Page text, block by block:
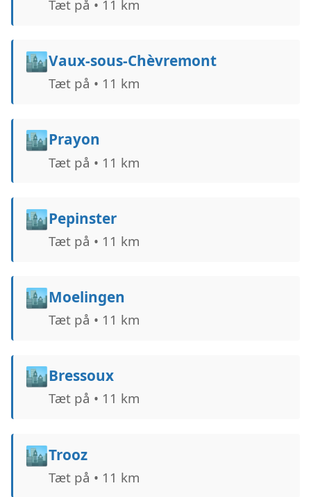
Tæt på • 11 km
🏙️Vaux-sous-Chèvremont
Tæt på • 11 km
🏙️Prayon
Tæt på • 11 km
🏙️Pepinster
Tæt på • 11 km
🏙️Moelingen
Tæt på • 11 km
🏙️Bressoux
Tæt på • 11 km
🏙️Trooz
Tæt på • 11 km